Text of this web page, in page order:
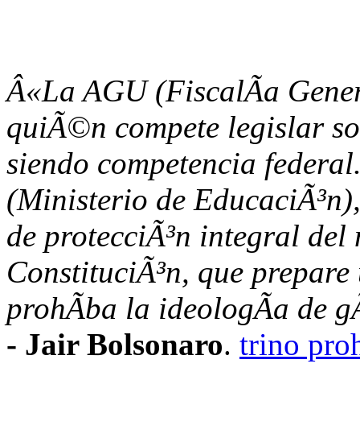
Â«La AGU (FiscalÃ­a
quiÃ©n compete legislar
siendo competencia
(Ministerio de
de protecciÃ³n integral
ConstituciÃ³n, que
prohÃ­ba la ideologÃ­a de
- Jair Bolsonaro. trino